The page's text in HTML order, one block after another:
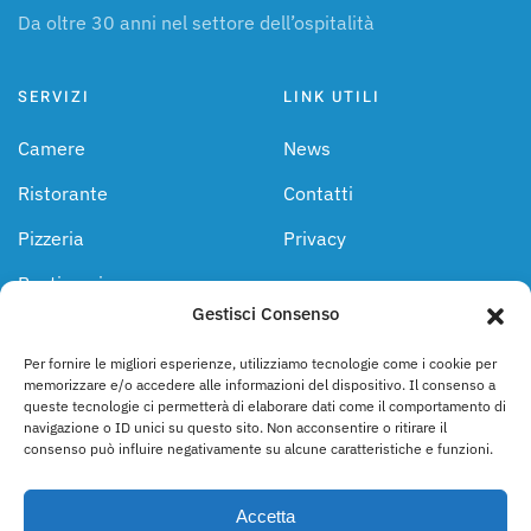
Gestisci Consenso
Per fornire le migliori esperienze, utilizziamo tecnologie come i cookie per
memorizzare e/o accedere alle informazioni del dispositivo. Il consenso a
queste tecnologie ci permetterà di elaborare dati come il comportamento di
navigazione o ID unici su questo sito. Non acconsentire o ritirare il
consenso può influire negativamente su alcune caratteristiche e funzioni.
Accetta
Da oltre 30 anni nel settore dell’ospitalità
SERVIZI
Camere
Ristorante
Pizzeria
Pasticceria
LINK UTILI
News
Contatti
Privacy
SEGUICI SU